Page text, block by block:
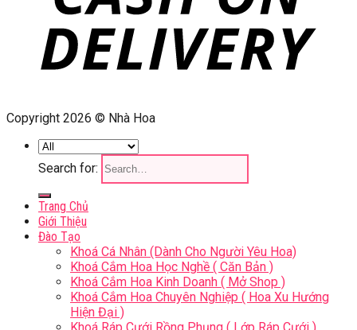
Copyright 2026 © Nhà Hoa
Search for:
Trang Chủ
Giới Thiệu
Đào Tạo
Khoá Cá Nhân (Dành Cho Người Yêu Hoa)
Khoá Cắm Hoa Học Nghề ( Căn Bản )
Khoá Cắm Hoa Kinh Doanh ( Mở Shop )
Khoá Cắm Hoa Chuyên Nghiệp ( Hoa Xu Hướng
Hiện Đại )